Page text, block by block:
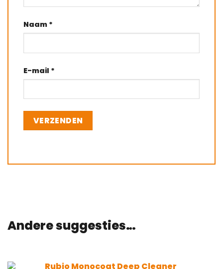
Naam *
E-mail *
Andere suggesties…
Rubio Monocoat Deep Cleaner